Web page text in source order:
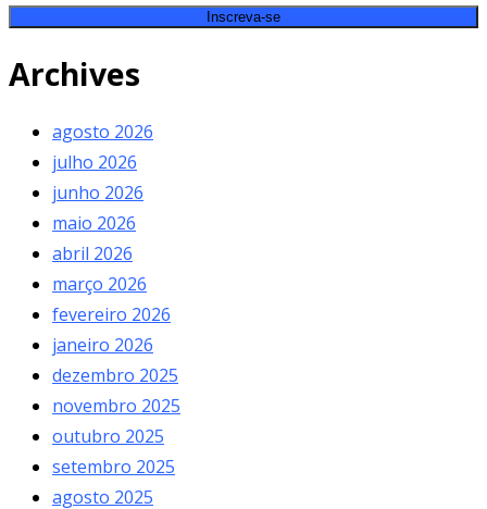
Inscreva-se
Archives
agosto 2026
julho 2026
junho 2026
maio 2026
abril 2026
março 2026
fevereiro 2026
janeiro 2026
dezembro 2025
novembro 2025
outubro 2025
setembro 2025
agosto 2025